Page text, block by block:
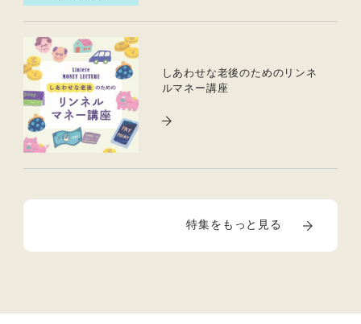
しあわせな老後のためのリンネ
ルマネー講座
特集をもっと見る